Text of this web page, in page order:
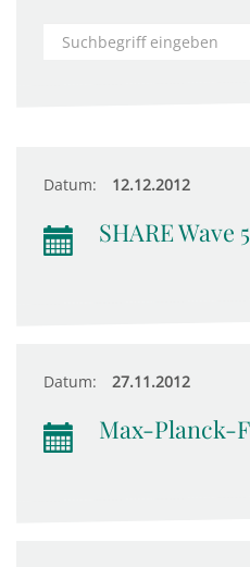
Datum: 12.12.2012
SHARE Wave
Datum: 27.11.2012
Max-Planck-